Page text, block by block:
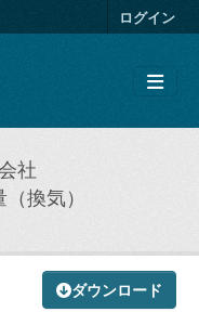
ログイン
社
換気）
ダウンロード